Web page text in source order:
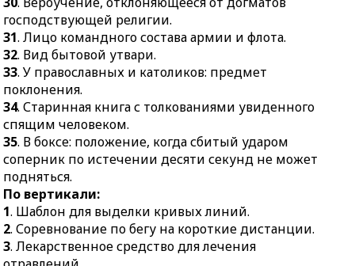
32.Вид бытовой утвари.
33.У православных и
католиков: предмет
поклонения.
34.Старинная книга с
толкованиями
увиденного спящим
человеком.
35.В боксе: положение,
когда сбитый ударом
соперник по истечении
десяти секунд не может
подняться.
укрепления здоровья.
европейских
городского
28.Неполный такт в
начале музыкального
29.Рыболовная сеть.
господствующей религии.
31. Лицо командного состава армии и флота.
32. Вид бытовой утвари.
33. У православных и католиков: предмет
поклонения.
34. Старинная книга с толкованиями увиденного
спящим человеком.
35. В боксе: положение, когда сбитый ударом
соперник по истечении десяти секунд не может
подняться.
По вертикали:
1. Шаблон для выделки кривых линий.
2. Соревнование по бегу на короткие дистанции.
3. Лекарственное средство для лечения